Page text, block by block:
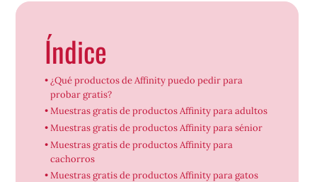
Índice
¿Qué productos de Affinity puedo pedir para
probar gratis?
Muestras gratis de productos Affinity para adultos
Muestras gratis de productos Affinity para sénior
Muestras gratis de productos Affinity para
cachorros
Muestras gratis de productos Affinity para gatos